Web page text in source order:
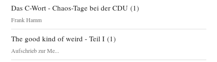
Das C-Wort - Chaos-Tage bei der CDU(1)
Frank Hamm
The good kind of weird - Teil I(1)
Aufschrieb zur Me...